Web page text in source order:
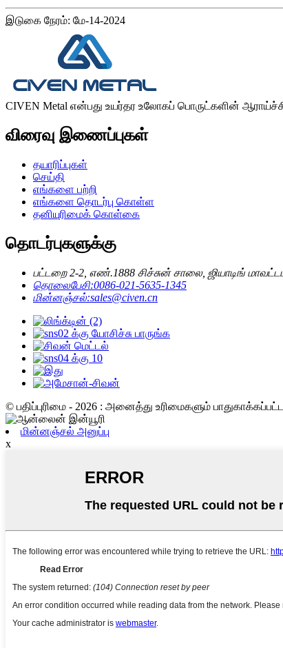
இடுகை நேரம்: மே-14-2024
CIVEN Metal என்பது உயர்தர உலோகப் பொருட்களின்
விரைவு இணைப்புகள்
தயாரிப்புகள்
செய்தி
எங்களை பற்றி
எங்களை தொடர்பு கொள்ள
தனியுரிமைக் கொள்கை
தொடர்புகளுக்கு
பட்டறை 2-2, எண்.1888 சிச்சுன் சாலை, ஜியாடிங்
தொலைபேசி:0086-021-5635-1345
மின்னஞ்சல்:sales@civen.cn
© பதிப்புரிமை - 2026 : அனைத்து உரிமைகளும்
மின்னஞ்சல் அனுப்பு
x